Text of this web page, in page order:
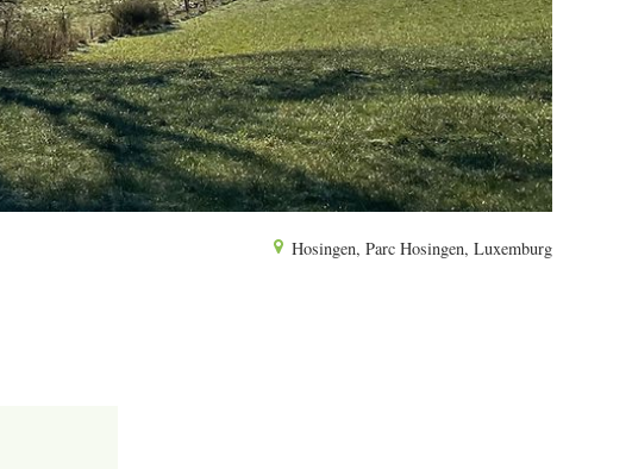
Hosingen, Parc Hosingen, Luxemburg